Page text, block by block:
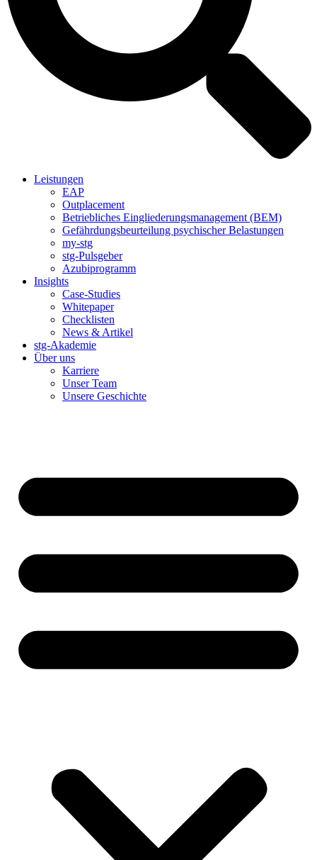
Leistungen
EAP
Outplacement
Betriebliches Eingliederungsmanagement (BEM)
Gefährdungsbeurteilung psychischer Belastungen
my-stg
stg-Pulsgeber
Azubiprogramm
Insights
Case-Studies
Whitepaper
Checklisten
News & Artikel
stg-Akademie
Über uns
Karriere
Unser Team
Unsere Geschichte